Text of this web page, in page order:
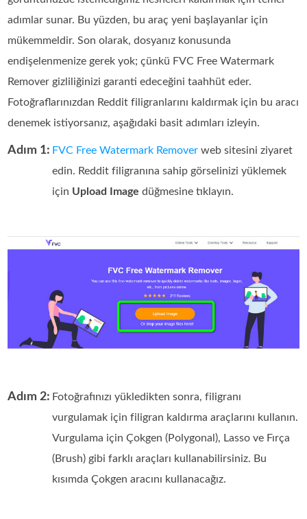
adımlar sunar. Bu yüzden, bu araç yeni başlayanlar için
mükemmeldir. Son olarak, dosyanız konusunda
endişelenmenize gerek yok; çünkü FVC Free Watermark
Remover gizliliğinizi garanti edeceğini taahhüt eder.
Fotoğraflarınızdan Reddit filigranlarını kaldırmak için bu aracı
denemek istiyorsanız, aşağıdaki basit adımları izleyin.
Adım 1: FVC Free Watermark Remover web sitesini ziyaret
edin. Reddit filigranına sahip görselinizi yüklemek
için Upload Image düğmesine tıklayın.
Adım 2: Fotoğrafınızı yükledikten sonra, filigranı
vurgulamak için filigran kaldırma araçlarını kullanın.
Vurgulama için Çokgen (Polygonal), Lasso ve Fırça
(Brush) gibi farklı araçları kullanabilirsiniz. Bu
kısımda Çokgen aracını kullanacağız.